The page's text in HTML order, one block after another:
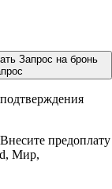
Запрос на бронь
предоплату
Мир,